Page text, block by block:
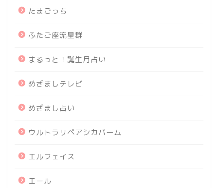
たまごっち
ふたご座流星群
まるっと！誕生月占い
めざましテレビ
めざまし占い
ウルトラリペアシカバーム
エルフェイス
エール